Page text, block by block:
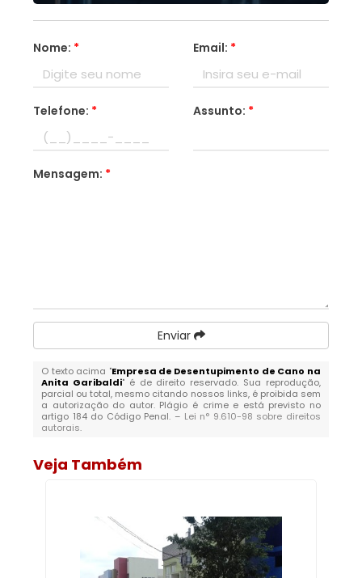
Nome: * Email: *
Telefone: * Assunto: *
Mensagem: *
Enviar
O texto acima "Empresa de Desentupimento de Cano na
Anita Garibaldi" é de direito reservado. Sua reprodução,
parcial ou total, mesmo citando nossos links, é proibida sem
a autorização do autor. Plágio é crime e está previsto no
artigo 184 do Código Penal. – Lei n° 9.610-98 sobre direitos
autorais.
Veja Também